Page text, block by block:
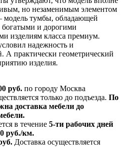
но незаменимым элементом
модель тумбы, обладающей
и дорогими
изделиям класса премиум.
надежность и
А практически геометрический
изделия.
руб. по городу Москва
только до подъезда. По
доставка мебели до
в течение 5-ти рабочих дней
руб./км.
Доставка осуществляется